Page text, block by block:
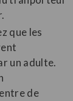
que les
un adulte.
de